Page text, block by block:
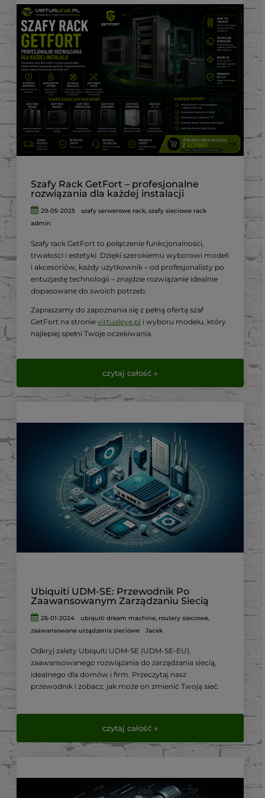
Szafy Rack GetFort – profesjonalne
rozwiązania dla każdej instalacji
29-05-2025 szafy serwerowe rack,szafy sieciowe rack
admin
Szafy rack GetFort to połączenie funkcjonalności,
trwałości i estetyki. Dzięki szerokiemu wyborowi modeli
i akcesoriów, każdy użytkownik – od profesjonalisty po
entuzjastę technologii – znajdzie rozwiązanie idealnie
dopasowane do swoich potrzeb.
Zapraszamy do zapoznania się z pełną ofertą szaf
GetFort na stronie virtualeye.pl i wyboru modelu, który
najlepiej spełni Twoje oczekiwania.
czytaj całość »
Ubiquiti UDM-SE: Przewodnik Po
Zaawansowanym Zarządzaniu Siecią
26-01-2024 ubiquiti dream machine, routery sieciowe,
zaawansowane urządzenia sieciowe
Jacek
Odkryj zalety Ubiquiti UDM-SE (UDM-SE-EU),
zaawansowanego rozwiązania do zarządzania siecią,
idealnego dla domów i firm. Przeczytaj nasz
przewodnik i zobacz, jak może on zmienić Twoją sieć.
czytaj całość »